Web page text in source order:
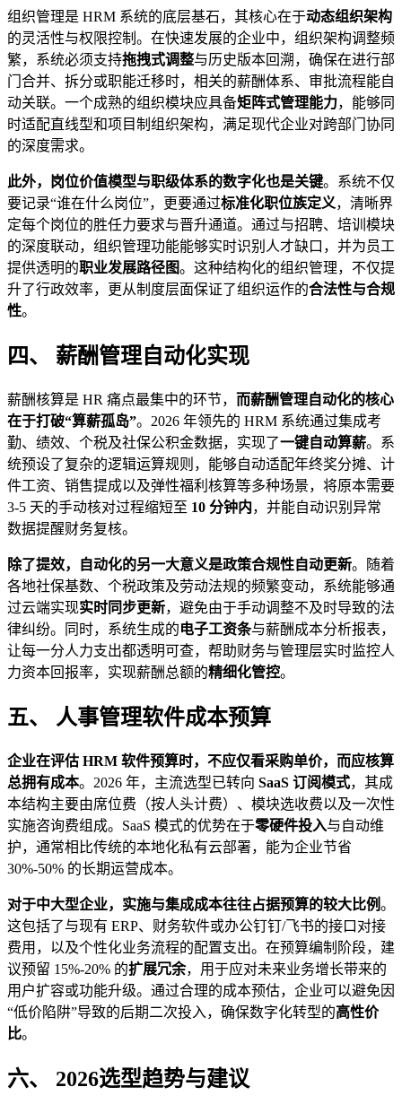
组织管理是 HRM 系统的底层基石，其核心在于动态组织架构
的灵活性与权限控制。在快速发展的企业中，组织架构调整频
繁，系统必须支持拖拽式调整与历史版本回溯，确保在进行部
门合并、拆分或职能迁移时，相关的薪酬体系、审批流程能自
动关联。一个成熟的组织模块应具备矩阵式管理能力，能够同
时适配直线型和项目制组织架构，满足现代企业对跨部门协同
的深度需求。
此外，岗位价值模型与职级体系的数字化也是关键。系统不仅
要记录“谁在什么岗位”，更要通过标准化职位族定义，清晰界
定每个岗位的胜任力要求与晋升通道。通过与招聘、培训模块
的深度联动，组织管理功能能够实时识别人才缺口，并为员工
提供透明的职业发展路径图。这种结构化的组织管理，不仅提
升了行政效率，更从制度层面保证了组织运作的合法性与合规
性。
四、 薪酬管理自动化实现
薪酬核算是 HR 痛点最集中的环节， 而薪酬管理自动化的核心
在于打破“算薪孤岛”。2026 年领先的 HRM 系统通过集成考
勤、绩效、个税及社保公积金数据，实现了一键自动算薪。系
统预设了复杂的逻辑运算规则，能够自动适配年终奖分摊、计
件工资、销售提成以及弹性福利核算等多种场景，将原本需要
3-5 天的手动核对过程缩短至 10 分钟内，并能自动识别异常
数据提醒财务复核。
除了提效，自动化的另一大意义是政策合规性自动更新。随着
各地社保基数、个税政策及劳动法规的频繁变动，系统能够通
过云端实现实时同步更新，避免由于手动调整不及时导致的法
律纠纷。同时，系统生成的电子工资条与薪酬成本分析报表，
让每一分人力支出都透明可查，帮助财务与管理层实时监控人
力资本回报率，实现薪酬总额的精细化管控。
五、 人事管理软件成本预算
企业在评估 HRM 软件预算时，不应仅看采购单价，而应核算
总拥有成本。2026 年，主流选型已转向 SaaS 订阅模式，其成
本结构主要由席位费（按人头计费）、模块选收费以及一次性
实施咨询费组成。SaaS 模式的优势在于零硬件投入与自动维
护，通常相比传统的本地化私有云部署，能为企业节省
30%-50% 的长期运营成本。
对于中大型企业，实施与集成成本往往占据预算的较大比例。
这包括了与现有 ERP、财务软件或办公钉钉/飞书的接口对接
费用，以及个性化业务流程的配置支出。在预算编制阶段，建
议预留 15%-20% 的扩展冗余，用于应对未来业务增长带来的
用户扩容或功能升级。通过合理的成本预估，企业可以避免因
“低价陷阱”导致的后期二次投入，确保数字化转型的高性价
比。
六、 2026选型趋势与建议